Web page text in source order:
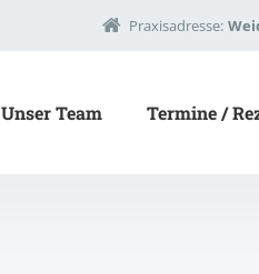
Praxisadresse:
Unser Team Termine /